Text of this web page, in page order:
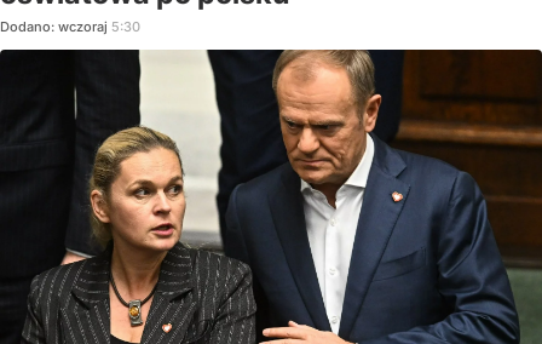
Dodano: wczoraj 5:30